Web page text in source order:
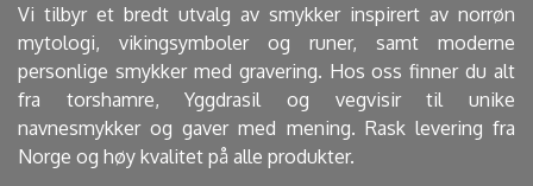
Vi tilbyr et bredt utvalg av smykker inspirert av norrøn
mytologi, vikingsymboler og runer, samt moderne
personlige smykker med gravering. Hos oss finner du alt
fra torshamre, Yggdrasil og vegvisir til unike
navnesmykker og gaver med mening. Rask levering fra
Norge og høy kvalitet på alle produkter.